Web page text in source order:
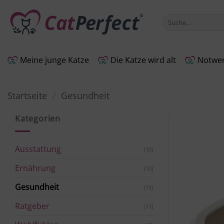
Inhalt
springen
Suche
Meine junge Katze Die Katze wird alt
Startseite Gesundheit
Kategorien
Ausstattung (10)
Ernährung (10)
Gesundheit (15)
Ratgeber (11)